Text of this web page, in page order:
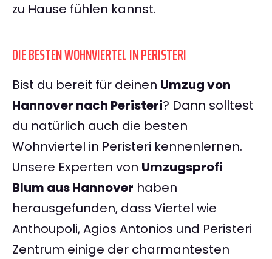
zu Hause fühlen kannst.
DIE BESTEN WOHNVIERTEL IN PERISTERI
Bist du bereit für deinen Umzug von
Hannover nach Peristeri? Dann solltest
du natürlich auch die besten
Wohnviertel in Peristeri kennenlernen.
Unsere Experten von Umzugsprofi
Blum aus Hannover haben
herausgefunden, dass Viertel wie
Anthoupoli, Agios Antonios und Peristeri
Zentrum einige der charmantesten